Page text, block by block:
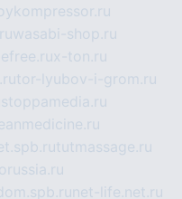
wasabi-shop.ru
x-ton.ru
tor-lyubov-i-grom.ru
stoppamedia.ru
tutmassage.ru
net-life.net.ru